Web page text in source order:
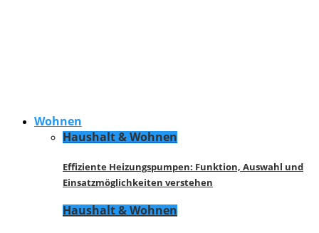
Wohnen
Haushalt & Wohnen
Effiziente Heizungspumpen: Funktion, Auswahl und
Einsatzmöglichkeiten verstehen
Haushalt & Wohnen